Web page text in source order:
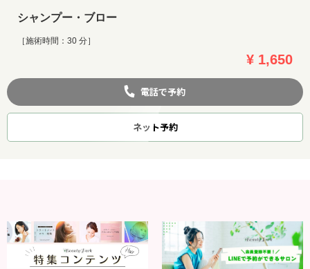
シャンプー・ブロー
［施術時間：30 分］
¥ 1,650
電話で予約
ネット予約